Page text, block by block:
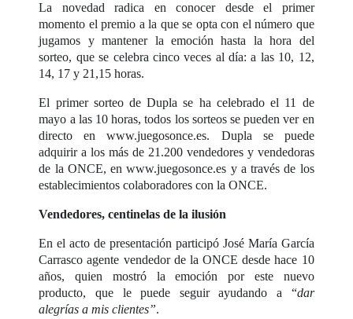
La novedad radica en conocer desde el primer
momento el premio a la que se opta con el número que
jugamos y mantener la emoción hasta la hora del
sorteo, que se celebra cinco veces al día: a las 10, 12,
14, 17 y 21,15 horas.
El primer sorteo de Dupla se ha celebrado el 11 de
mayo a las 10 horas, todos los sorteos se pueden ver en
directo en www.juegosonce.es. Dupla se puede
adquirir a los más de 21.200 vendedores y vendedoras
de la ONCE, en www.juegosonce.es y a través de los
establecimientos colaboradores con la ONCE.
Vendedores, centinelas de la ilusión
En el acto de presentación participó José María García
Carrasco agente vendedor de la ONCE desde hace 10
años, quien mostró la emoción por este nuevo
producto, que le puede seguir ayudando a “dar
alegrías a mis clientes”.